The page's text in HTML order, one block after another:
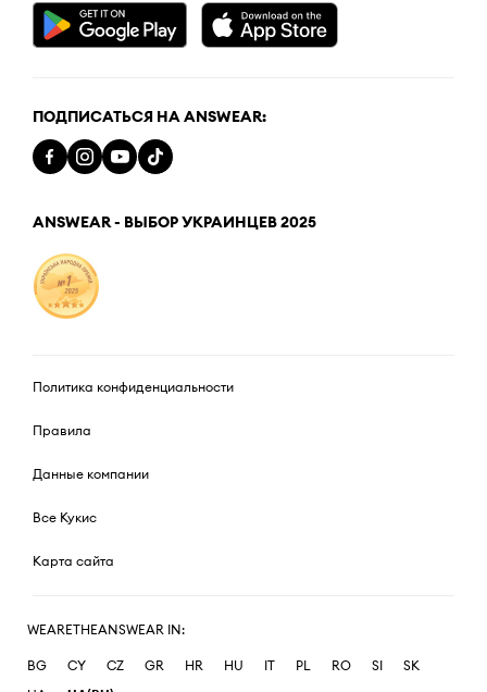
ПОДПИСАТЬСЯ НА ANSWEAR:
ANSWEAR - ВЫБОР УКРАИНЦЕВ 2025
Политика конфиденциальности
Правила
Данные компании
Все Кукис
Карта сайта
WEARETHEANSWEAR IN:
BG CY CZ GR HR HU IT PL RO SI
SK